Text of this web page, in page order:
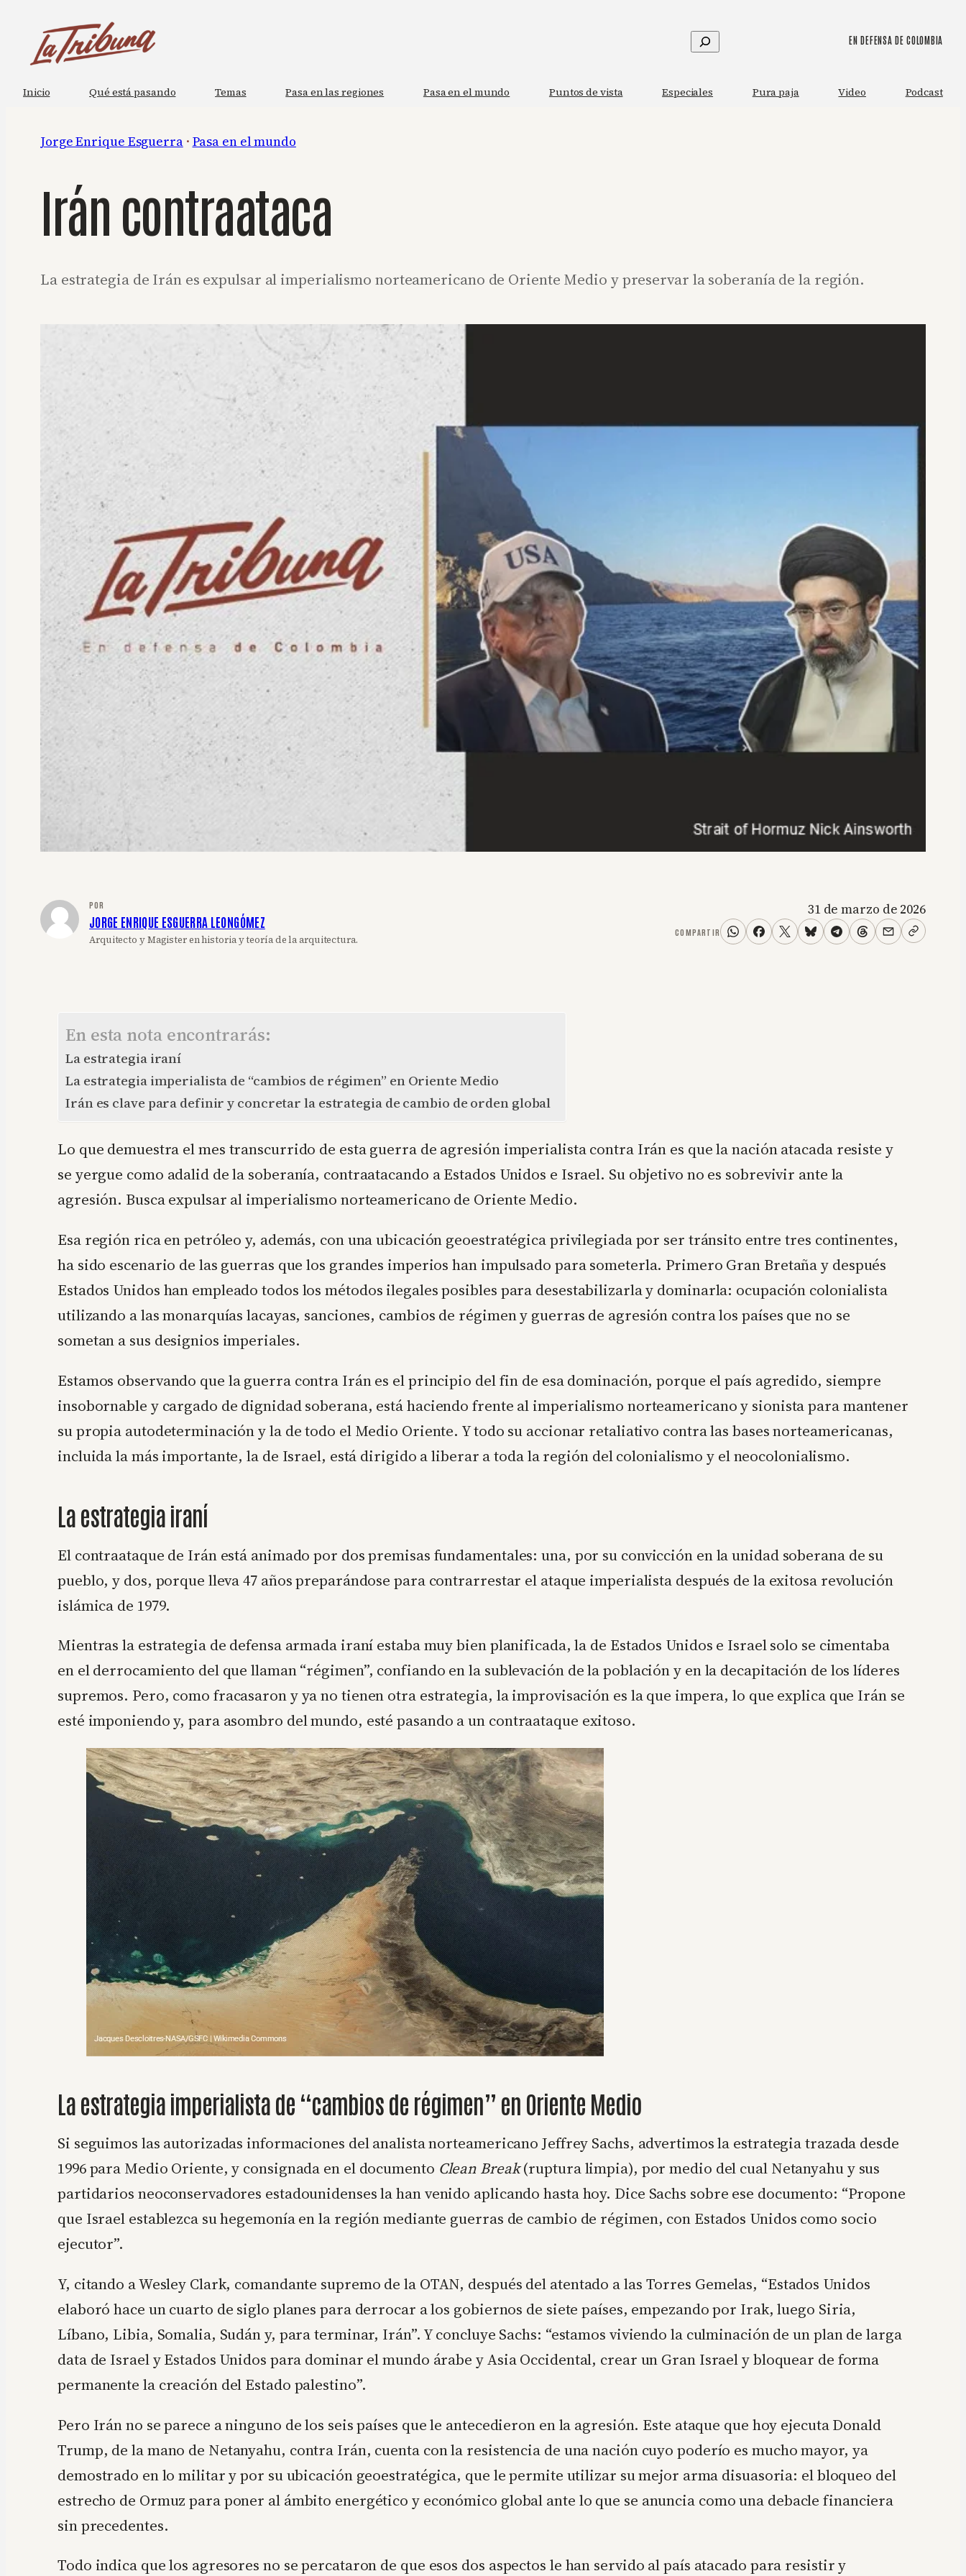
contenido
Buscar EN DEFENSA DE COLOMBIA
Inicio Qué está pasando Temas Pasa en las regiones Pasa en el mundo Puntos de vista Especiales Pura paja Video Podcast
Jorge Enrique Esguerra · Pasa en el mundo
Irán contraataca
La estrategia de Irán es expulsar al imperialismo norteamericano de Oriente Medio y preservar la soberanía de la región.
POR
JORGE ENRIQUE ESGUERRA LEONGÓMEZ
Arquitecto y Magister en historia y teoría de la arquitectura.
31 de marzo de 2026
COMPARTIR
En esta nota encontrarás:
La estrategia iraní
La estrategia imperialista de “cambios de régimen” en Oriente Medio
Irán es clave para definir y concretar la estrategia de cambio de orden global
Lo que demuestra el mes transcurrido de esta guerra de agresión imperialista contra Irán es que la nación atacada resiste y
se yergue como adalid de la soberanía, contraatacando a Estados Unidos e Israel. Su objetivo no es sobrevivir ante la
agresión. Busca expulsar al imperialismo norteamericano de Oriente Medio.
Esa región rica en petróleo y, además, con una ubicación geoestratégica privilegiada por ser tránsito entre tres continentes,
ha sido escenario de las guerras que los grandes imperios han impulsado para someterla. Primero Gran Bretaña y después
Estados Unidos han empleado todos los métodos ilegales posibles para desestabilizarla y dominarla: ocupación colonialista
utilizando a las monarquías lacayas, sanciones, cambios de régimen y guerras de agresión contra los países que no se
sometan a sus designios imperiales.
Estamos observando que la guerra contra Irán es el principio del fin de esa dominación, porque el país agredido, siempre
insobornable y cargado de dignidad soberana, está haciendo frente al imperialismo norteamericano y sionista para mantener
su propia autodeterminación y la de todo el Medio Oriente. Y todo su accionar retaliativo contra las bases norteamericanas,
incluida la más importante, la de Israel, está dirigido a liberar a toda la región del colonialismo y el neocolonialismo.
La estrategia iraní
El contraataque de Irán está animado por dos premisas fundamentales: una, por su convicción en la unidad soberana de su
pueblo, y dos, porque lleva 47 años preparándose para contrarrestar el ataque imperialista después de la exitosa revolución
islámica de 1979.
Mientras la estrategia de defensa armada iraní estaba muy bien planificada, la de Estados Unidos e Israel solo se cimentaba
en el derrocamiento del que llaman “régimen”, confiando en la sublevación de la población y en la decapitación de los líderes
supremos. Pero, como fracasaron y ya no tienen otra estrategia, la improvisación es la que impera, lo que explica que Irán se
esté imponiendo y, para asombro del mundo, esté pasando a un contraataque exitoso.
La estrategia imperialista de “cambios de régimen” en Oriente Medio
Si seguimos las autorizadas informaciones del analista norteamericano Jeffrey Sachs, advertimos la estrategia trazada desde
1996 para Medio Oriente, y consignada en el documento Clean Break(ruptura limpia), por medio del cual Netanyahu y sus
partidarios neoconservadores estadounidenses la han venido aplicando hasta hoy. Dice Sachs sobre ese documento: “Propone
que Israel establezca su hegemonía en la región mediante guerras de cambio de régimen, con Estados Unidos como socio
ejecutor”.
Y, citando a Wesley Clark, comandante supremo de la OTAN, después del atentado a las Torres Gemelas, “Estados Unidos
elaboró hace un cuarto de siglo planes para derrocar a los gobiernos de siete países, empezando por Irak, luego Siria,
Líbano, Libia, Somalia, Sudán y, para terminar, Irán”. Y concluye Sachs: “estamos viviendo la culminación de un plan de larga
data de Israel y Estados Unidos para dominar el mundo árabe y Asia Occidental, crear un Gran Israel y bloquear de forma
permanente la creación del Estado palestino”.
Pero Irán no se parece a ninguno de los seis países que le antecedieron en la agresión. Este ataque que hoy ejecuta Donald
Trump, de la mano de Netanyahu, contra Irán, cuenta con la resistencia de una nación cuyo poderío es mucho mayor, ya
demostrado en lo militar y por su ubicación geoestratégica, que le permite utilizar su mejor arma disuasoria: el bloqueo del
estrecho de Ormuz para poner al ámbito energético y económico global ante lo que se anuncia como una debacle financiera
sin precedentes.
Todo indica que los agresores no se percataron de que esos dos aspectos le han servido al país atacado para resistir y